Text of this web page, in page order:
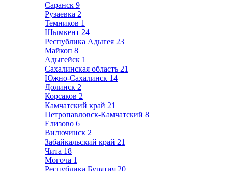
Саранск 9
Рузаевка 2
Темников 1
Шымкент 24
Республика Адыгея 23
Майкоп 8
Адыгейск 1
Сахалинская область 21
Южно-Сахалинск 14
Долинск 2
Корсаков 2
Камчатский край 21
Петропавловск-Камчатский 8
Елизово 6
Вилючинск 2
Забайкальский край 21
Чита 18
Могоча 1
Республика Бурятия 20